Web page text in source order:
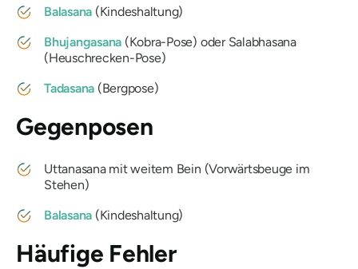
Balasana (Kindeshaltung)
Bhujangasana (Kobra-Pose) oder Salabhasana
(Heuschrecken-Pose)
Tadasana (Bergpose)
Gegenposen
Uttanasanamit weitem Bein (Vorwärtsbeuge im
Stehen)
Balasana (Kindeshaltung)
Häufige Fehler